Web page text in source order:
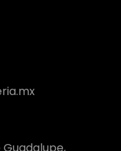
Guadalupe,